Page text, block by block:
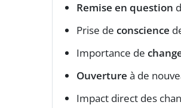
Remise en question
Prise de conscience
Importance de
Ouverture à de
Impact direct des